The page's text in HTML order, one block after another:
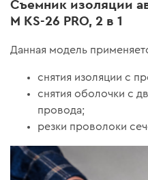
Съемник изоляции
M KS-26 PRO, 2 в 1
Данная модель
снятия изоляции с
снятия оболочки с
провода;
резки проволоки